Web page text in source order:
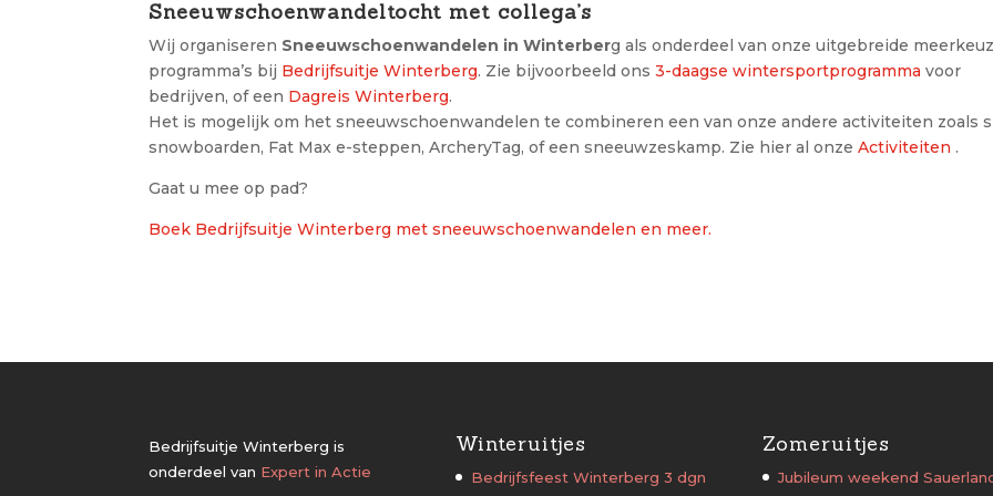
Sneeuwschoenwandeltocht met collega’s
Wij organiseren Sneeuwschoenwandelen in Winterberg als onderdeel van onze uitgebreide
programma’s bij Bedrijfsuitje Winterberg. Zie bijvoorbeeld ons3-daagse wintersportprogramma voor
bedrijven, of een Dagreis Winterberg.
Het is mogelijk om het sneeuwschoenwandelen te combineren een van onze andere activiteiten zoals
snowboarden, Fat Max e-steppen, ArcheryTag, of een sneeuwzeskamp. Zie hier al onzeActiviteiten .
Gaat u mee op pad?
Boek Bedrijfsuitje Winterberg met sneeuwschoenwandelen en meer.
Bedrijfsuitje Winterberg is
onderdeel van Expert in Actie
Winteruitjes
Bedrijfsfeest Winterberg 3 dgn
Zomeruitjes
Jubileum weekend